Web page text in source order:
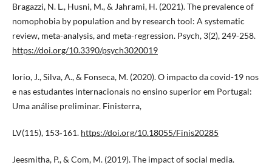
Bragazzi, N. L., Husni, M., & Jahrami, H. (2021). The prevalence of
nomophobia by population and by research tool: A systematic
review, meta-analysis, and meta-regression. Psych, 3(2), 249-258.
https://doi.org/10.3390/psych3020019
Iorio, J., Silva, A., & Fonseca, M. (2020). O impacto da covid-19 nos
e nas estudantes internacionais no ensino superior em Portugal:
Uma análise preliminar. Finisterra,
LV(115), 153‑161. https://doi.org/10.18055/Finis20285
Jeesmitha, P., & Com, M. (2019). The impact of social media.